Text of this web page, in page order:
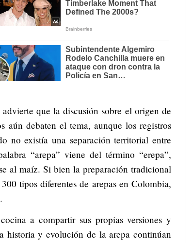
que la discusión sobre el origen de
aún debaten el tema, aunque los registros
no existía una separación territorial entre
“arepa” viene del término “erepa”,
al maíz. Si bien la preparación tradicional
tipos diferentes de arepas en Colombia,
a compartir sus propias versiones y
historia y evolución de la arepa continúan